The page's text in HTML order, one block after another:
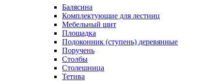
Балясина
Комплектующие для лестниц
Мебельный щит
Площадка
Подоконник (ступень) деревянные
Поручень
Столбы
Столешница
Тетива